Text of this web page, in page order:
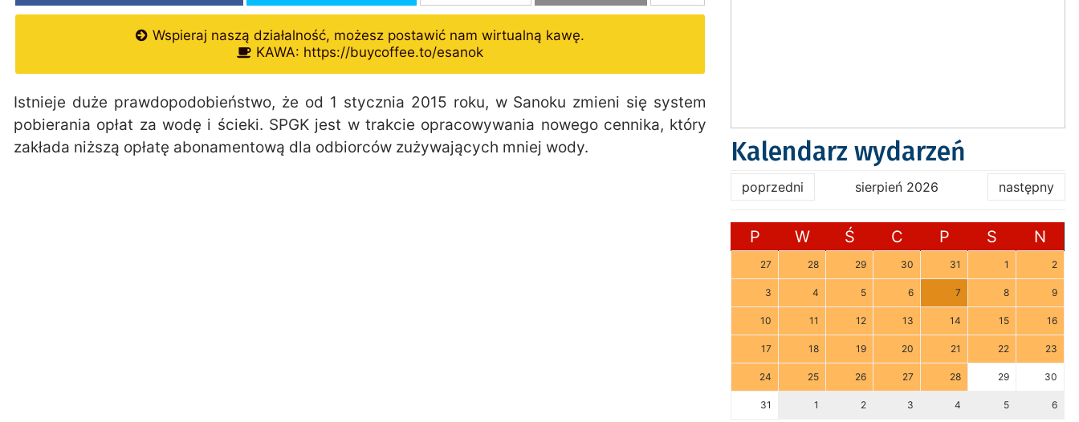
Wspieraj naszą działalność, możesz postawić nam wirtualną kawę.
KAWA: https://buycoffee.to/esanok
Istnieje duże prawdopodobieństwo, że od 1 stycznia 2015 roku, w Sanoku zmieni się system
pobierania opłat za wodę i ścieki. SPGK jest w trakcie opracowywania nowego cennika, który
zakłada niższą opłatę abonamentową dla odbiorców zużywających mniej wody.
Kalendarz wydarzeń
poprzedni sierpień 2026 następny
P W Ś C P S N
27 28 29 30 31 1 2
3 4 5 6 7 8 9
10 11 12 13 14 15 16
17 18 19 20 21 22 23
24 25 26 27 28 29 30
31 1 2 3 4 5 6